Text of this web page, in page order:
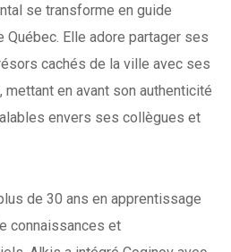
se transforme en guide
Elle adore partager ses
cachés de la ville avec ses
mettant en avant son authenticité
envers ses collègues et
de 30 ans en apprentissage
connaissances et